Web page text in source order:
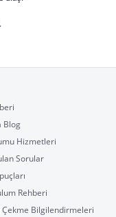
Blog
Hizmetleri
Sorular
Rehberi
Çekme Bilgilendirmeleri